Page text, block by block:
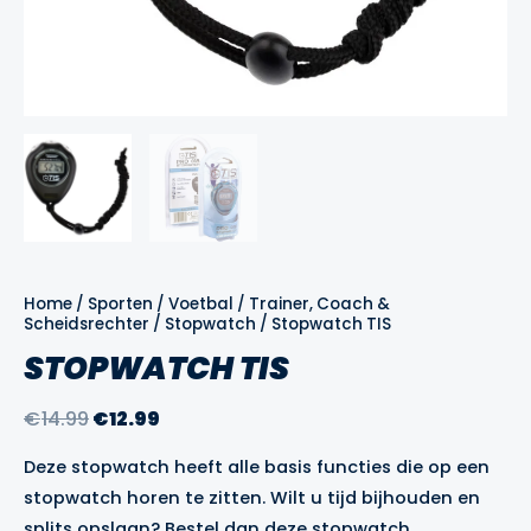
Home / Sporten / Voetbal / Trainer, Coach &
Scheidsrechter / Stopwatch / Stopwatch TIS
STOPWATCH TIS
€14.99Oorspronkelijke
was:
€14.99.
€12.99
is:
€12.99.
Deze stopwatch heeft alle basis functies die op een
stopwatch horen te zitten. Wilt u tijd bijhouden en